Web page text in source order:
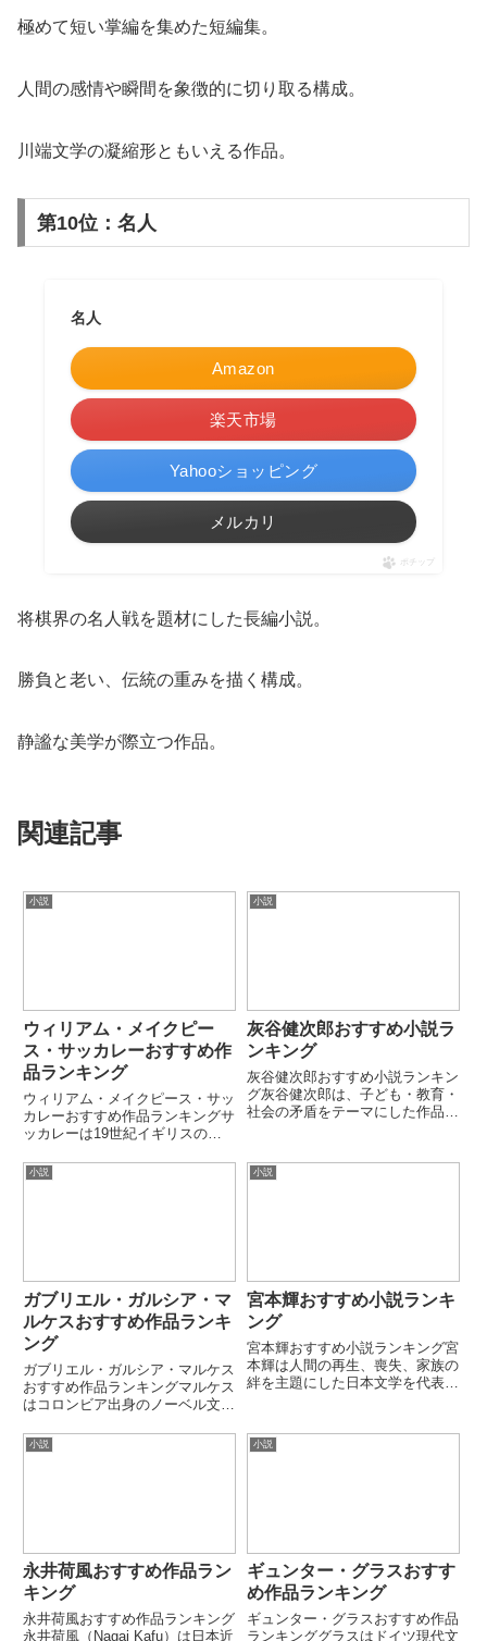
極めて短い掌編を集めた短編集。
人間の感情や瞬間を象徴的に切り取る構成。
川端文学の凝縮形ともいえる作品。
第10位：名人
名人
Amazon
楽天市場
Yahooショッピング
メルカリ
ポチップ
将棋界の名人戦を題材にした長編小説。
勝負と老い、伝統の重みを描く構成。
静謐な美学が際立つ作品。
関連記事
小説
ウィリアム・メイクピー
ス・サッカレーおすすめ作
品ランキング
ウィリアム・メイクピース・サッ
カレーおすすめ作品ランキングサ
ッカレーは19世紀イギリスの小
と並ぶ社会風刺文学の巨匠です。
小説
灰谷健次郎おすすめ小説ラ
ンキング
灰谷健次郎おすすめ小説ランキン
グ灰谷健次郎は、子ども・教育・
社会の矛盾をテーマにした作品で
ち、学校現場や人間関係を深く描
きます。本ランキングでは代表的
小説
ガブリエル・ガルシア・マ
ルケスおすすめ作品ランキ
ング
ガブリエル・ガルシア・マルケス
おすすめ作品ランキングマルケス
はコロンビア出身のノーベル文学
ム」を確立した中心人物です。日
常と幻想が混ざり合う独特の語り
小説
宮本輝おすすめ小説ランキ
ング
宮本輝おすすめ小説ランキング宮
本輝は人間の再生、喪失、家族の
絆を主題にした日本文学を代表す
の海』『錦繍』などの名作があり
ます。本ランキングでは代表的な
小説
永井荷風おすすめ作品ラン
キング
永井荷風おすすめ作品ランキング
永井荷風（Nagai Kafu）は日本近
小説
ギュンター・グラスおすす
め作品ランキング
ギュンター・グラスおすすめ作品
ランキンググラスはドイツ現代文